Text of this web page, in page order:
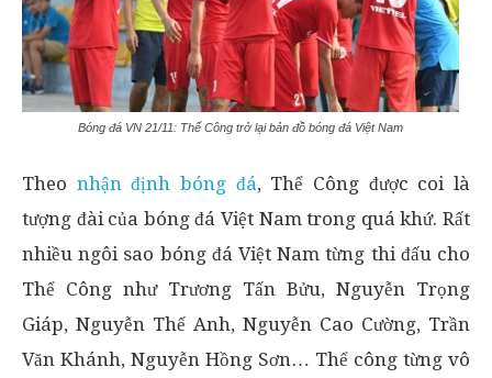
Bóng đá VN 21/11: Thể Công trở lại bản đồ bóng đá Việt Nam
Theo nhận định bóng đá, Thể Công được coi là
tượng đài của bóng đá Việt Nam trong quá khứ. Rất
nhiều ngôi sao bóng đá Việt Nam từng thi đấu cho
Thể Công như Trương Tấn Bửu, Nguyễn Trọng
Giáp, Nguyễn Thế Anh, Nguyễn Cao Cường, Trần
Văn Khánh, Nguyễn Hồng Sơn… Thể công từng vô